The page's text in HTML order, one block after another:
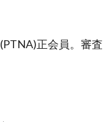
正会員。審査